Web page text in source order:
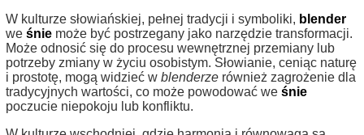
W kulturze słowiańskiej, pełnej tradycji i symboliki, blender
we śnie może być postrzegany jako narzędzie transformacji.
Może odnosić się do procesu wewnętrznej przemiany lub
potrzeby zmiany w życiu osobistym. Słowianie, ceniąc naturę
i prostotę, mogą widzieć w blenderze również zagrożenie dla
tradycyjnych wartości, co może powodować we śnie
poczucie niepokoju lub konfliktu.